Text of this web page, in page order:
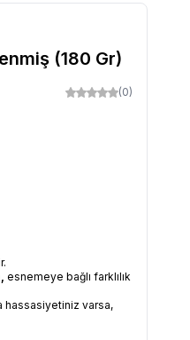
(180 Gr)
(0)
esnemeye bağlı farklılık
hassasiyetiniz varsa,